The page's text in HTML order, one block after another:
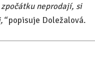
neprodají, si
popisuje Doležalová.